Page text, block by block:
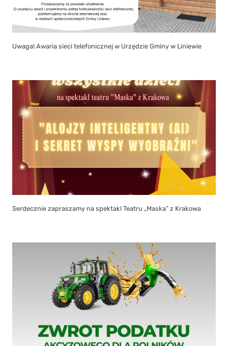
Uwaga! Awaria sieci telefonicznej w Urzędzie Gminy w Liniewie
Serdecznie zapraszamy na spektakl Teatru „Maska” z Krakowa